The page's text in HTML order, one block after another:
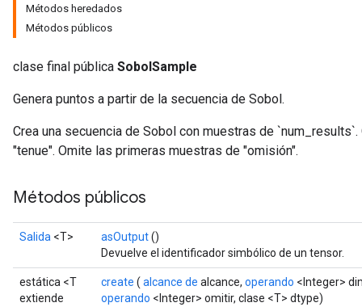
Métodos heredados
Métodos públicos
clase final pública SobolSample
Genera puntos a partir de la secuencia de Sobol.
Crea una secuencia de Sobol con muestras de
"tenue". Omite las primeras muestras de "omisión".
Métodos públicos
Salida <T> asOutput()
Devuelve el identificador simbólico de un tensor.
estática <T
extiende
create ( alcance de alcance, operando <Integer>
operando <Integer> omitir, clase <T> dtype)